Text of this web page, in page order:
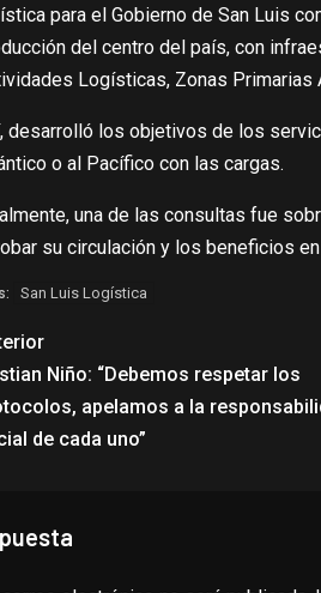
para el Gobierno de San Luis
del centro del país, con
Logísticas, Zonas Primarias
desarrolló los objetivos de los
o al Pacífico con las cargas.
una de las consultas fue
su circulación y los beneficios
San Luis Logística
Niño: “Debemos respetar los
apelamos a la
de cada uno”